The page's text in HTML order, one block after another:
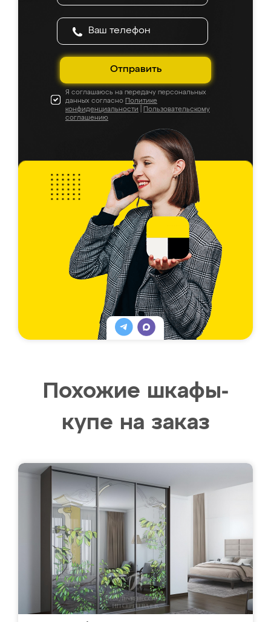
Отправить
Я соглашаюсь на передачу персональных
данных согласно Политике
конфиденциальности
Пользовательскому
соглашению
Похожие шкафы-
купе на заказ